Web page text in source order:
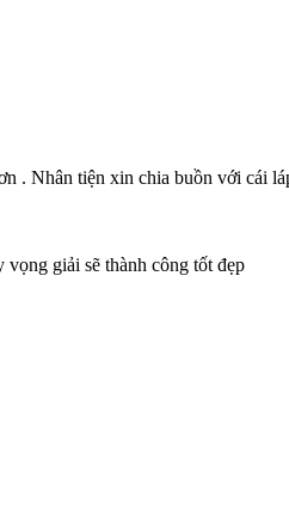
. Nhân tiện xin chia buồn với cái
giải sẽ thành công tốt đẹp